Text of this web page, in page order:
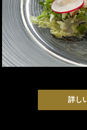
詳し